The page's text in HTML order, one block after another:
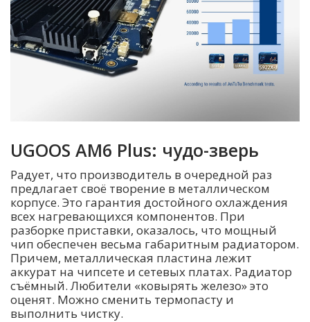
UGOOS AM6 Plus: чудо-зверь
Радует, что производитель в очередной раз
предлагает своё творение в металлическом
корпусе. Это гарантия достойного охлаждения
всех нагревающихся компонентов. При
разборке приставки, оказалось, что мощный
чип обеспечен весьма габаритным радиатором.
Причем, металлическая пластина лежит
аккурат на чипсете и сетевых платах. Радиатор
съёмный. Любители «ковырять железо» это
оценят. Можно сменить термопасту и
выполнить чистку.